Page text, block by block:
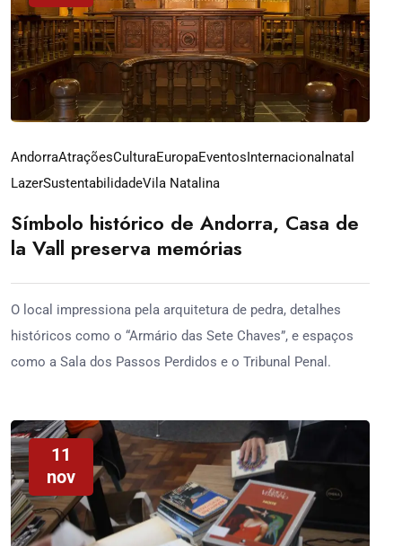
AndorraAtraçõesCulturaEuropaEventosInternacionalnatal
LazerSustentabilidadeVila Natalina
Símbolo histórico de Andorra, Casa de
la Vall preserva memórias
O local impressiona pela arquitetura de pedra, detalhes
históricos como o “Armário das Sete Chaves”, e espaços
como a Sala dos Passos Perdidos e o Tribunal Penal.
11
nov